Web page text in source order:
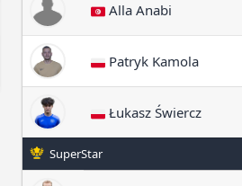
Alla Anabi
Patryk Kamola
Łukasz Świercz
SuperStar